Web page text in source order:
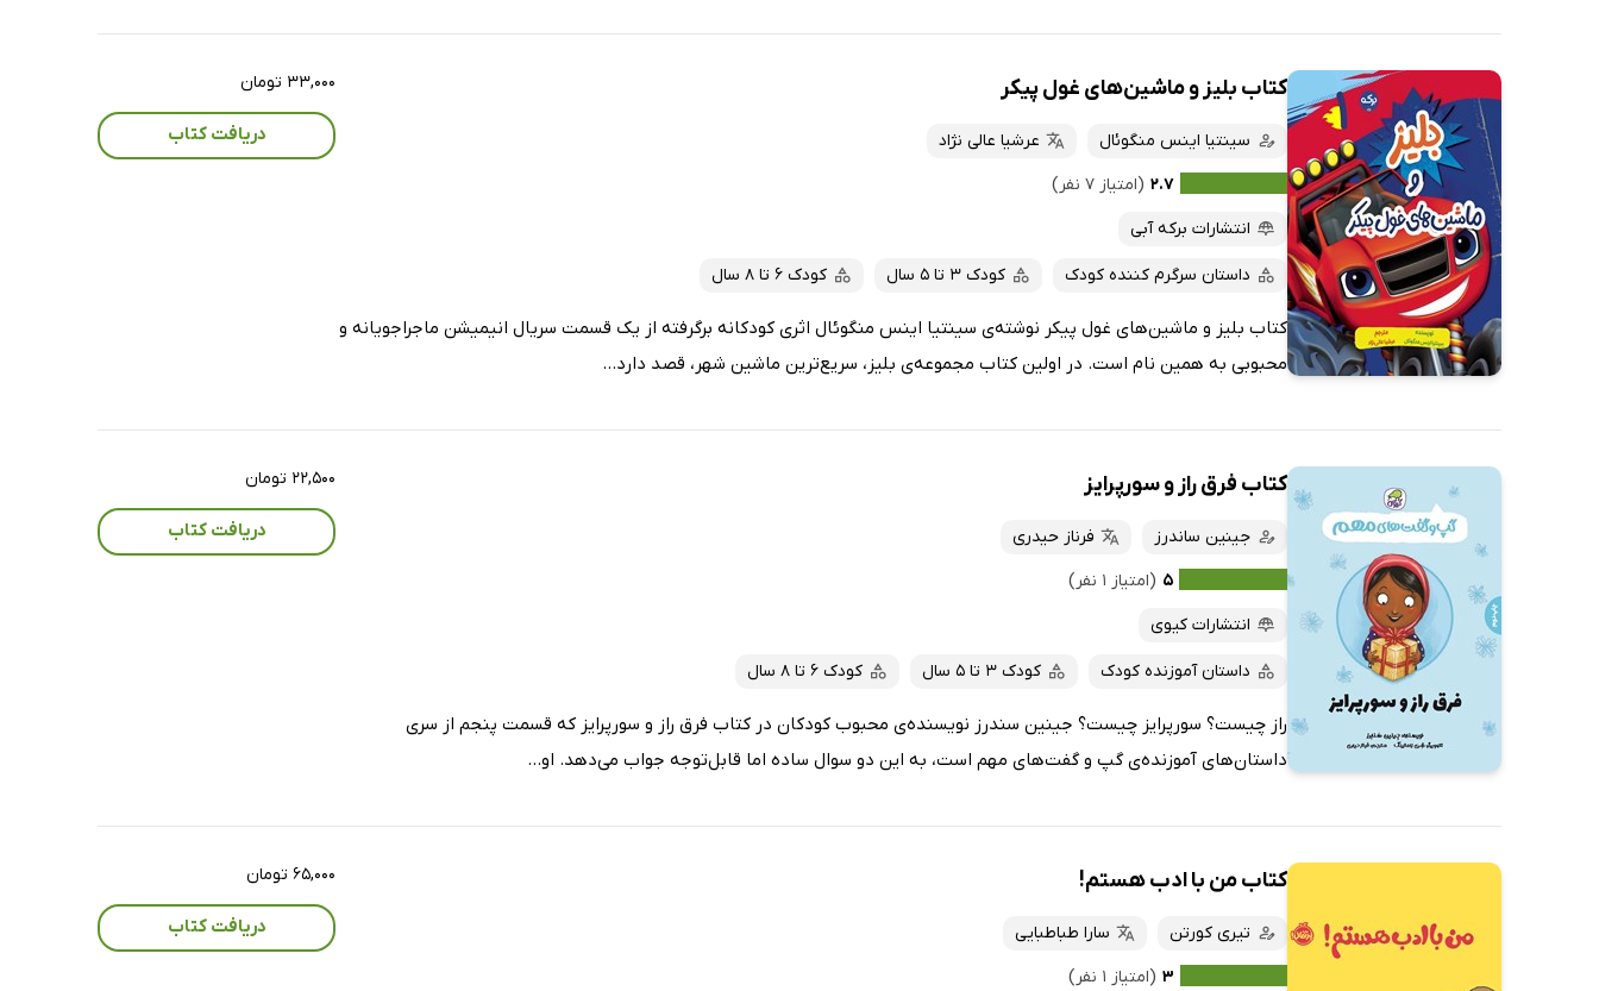
کتاب بلیز و ماشین‌های غول پیکر
سینتیا اینس منگوئال
عرشیا عالی نژاد
۲.۷ (امتیاز ۷ نفر)
انتشارات برکه آبی
داستان سرگرم کننده کودک کودک 3 تا 5 سال کودک 6 تا 8 سال
کتاب بلیز و ماشین‌های غول پیکر نوشته‌ی سینتیا اینس منگوئال اثری کودکانه برگرفته از یک قسمت سریال انیمیشن ماجراجویانه و
محبوبی به همین نام است. در اولین کتاب مجموعه‌ی بلیز، سریع‌ترین ماشین شهر، قصد دارد...
۳۳,۰۰۰ تومان
دریافت کتاب
کتاب فرق راز و سورپرایز
جینین ساندرز
فرناز حیدری
۵ (امتیاز ۱ نفر)
انتشارات کیوی
داستان آموزنده کودک کودک 3 تا 5 سال کودک 6 تا 8 سال
راز چیست؟ سورپرایز چیست؟ جینین سندرز نویسنده‌ی محبوب کودکان در کتاب فرق راز و سورپرایز که قسمت پنجم از سری
داستان‌های آموزنده‌ی گپ و گفت‌های مهم است، به این دو سوال ساده اما قابل‌توجه جواب می‌دهد. او...
۲۲,۵۰۰ تومان
دریافت کتاب
کتاب من با ادب هستم!
تیری کورتن
سارا طباطبایی
۳ (امتیاز ۱ نفر)
۶۵,۰۰۰ تومان
دریافت کتاب